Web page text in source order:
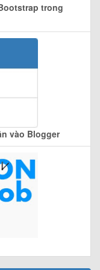
trong
vào Blogger